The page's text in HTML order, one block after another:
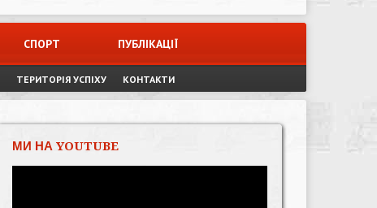
СПОРТ ПУБЛІКАЦІЇ
ТЕРИТОРІЯ УСПІХУ КОНТАКТИ
МИ НА YOUTUBE